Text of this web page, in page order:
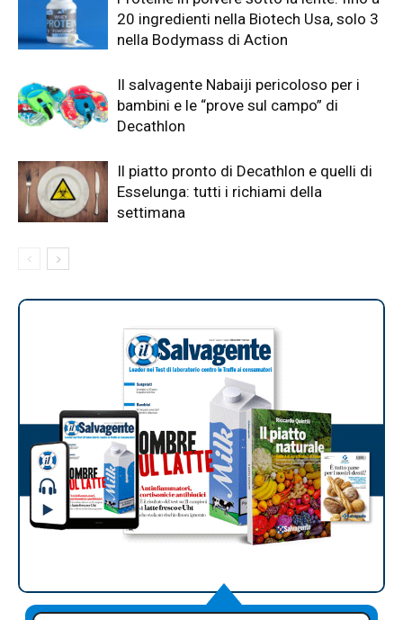
20 ingredienti nella Biotech Usa, solo 3
nella Bodymass di Action
Il salvagente Nabaiji pericoloso per i
bambini e le “prove sul campo” di
Decathlon
Il piatto pronto di Decathlon e quelli di
Esselunga: tutti i richiami della
settimana